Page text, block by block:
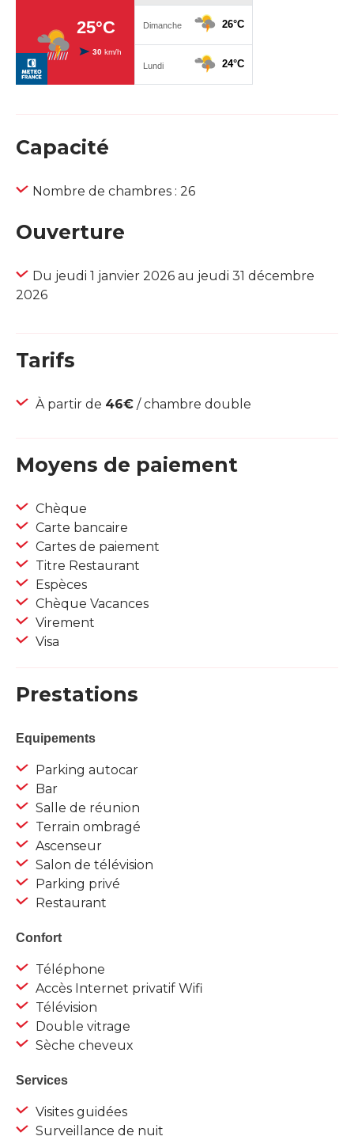
Capacité
Nombre de chambres : 26
Ouverture
Du jeudi 1 janvier 2026 au jeudi 31 décembre
2026
Tarifs
À partir de 46€ / chambre double
Moyens de paiement
Chèque
Carte bancaire
Cartes de paiement
Titre Restaurant
Espèces
Chèque Vacances
Virement
Visa
Prestations
Equipements
Parking autocar
Bar
Salle de réunion
Terrain ombragé
Ascenseur
Salon de télévision
Parking privé
Restaurant
Confort
Téléphone
Accès Internet privatif Wifi
Télévision
Double vitrage
Sèche cheveux
Services
Visites guidées
Surveillance de nuit